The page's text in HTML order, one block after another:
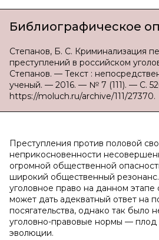
Библиографическое
Степанов, Б. С. Криминализация
преступлений в российском
Степанов. — Текст :
ученый. — 2016. — № 7 (111). — С.
https://moluch.ru/archive/111/27370.
Преступления против половой
неприкосновенности
огромной общественной
широкий общественный
уголовное право на данном этапе
может дать адекватный ответ на
посягательства, однако так было
уголовно-правовые нормы — плод
эволюции.